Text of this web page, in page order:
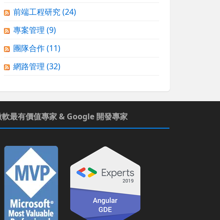
前端工程研究(24)
專案管理 (9)
團隊合作(11)
網路管理 (32)
軟最有價值專家 & Google 開發專家